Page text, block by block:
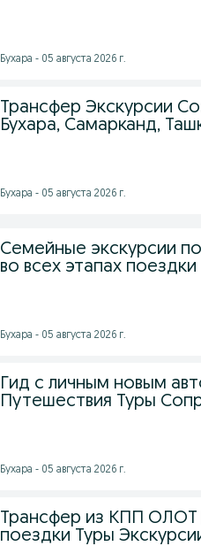
Бухара - 05 августа 2026 г.
Трансфер Экскурсии
Бухара, Самарканд,
Бухара - 05 августа 2026 г.
Семейные экскурсии
во всех этапах поездки
Бухара - 05 августа 2026 г.
Гид с личным новым
Путешествия Туры
Бухара - 05 августа 2026 г.
Трансфер из КПП ОЛОТ
поездки Туры